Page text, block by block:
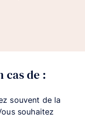
cas de :
souvent de la
souhaitez